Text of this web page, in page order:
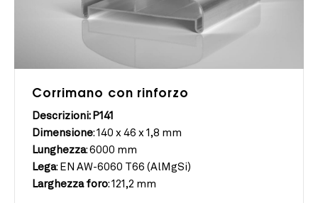
Corrimano con rinforzo
Descrizioni: P141
Dimensione: 140 x 46 x 1,8 mm
Lunghezza: 6000 mm
Lega: EN AW-6060 T66 (AlMgSi)
Larghezza foro: 121,2 mm